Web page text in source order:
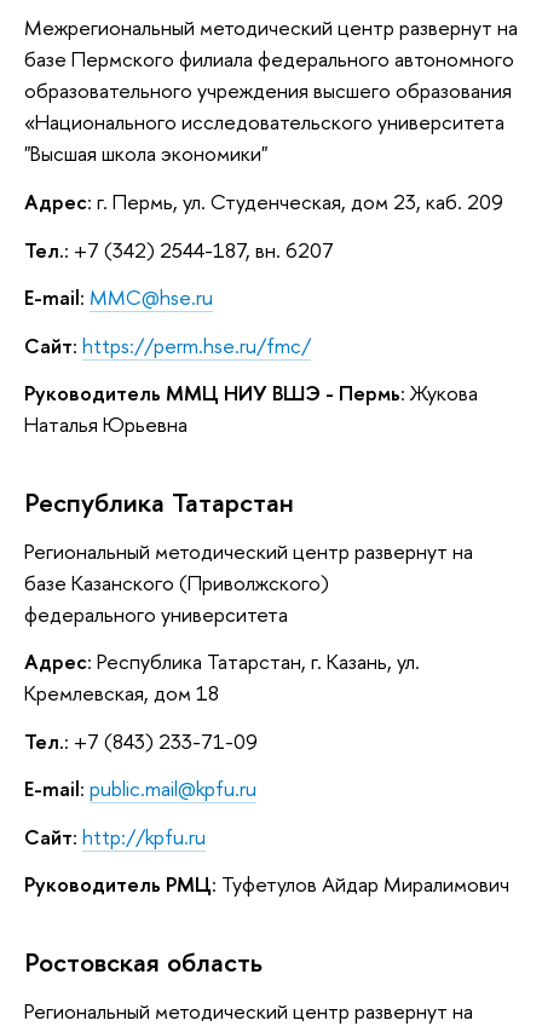
Межрегиональный методический центр развернут на
базе Пермского филиала федерального автономного
образовательного учреждения высшего образования
«Национального исследовательского университета
"Высшая школа экономики"
Адрес: г. Пермь, ул. Студенческая, дом 23, каб. 209
Тел.: +7 (342) 2544-187, вн. 6207
E-mail: MMC@hse.ru
Сайт: https://perm.hse.ru/fmc/
Руководитель ММЦ НИУ ВШЭ - Пермь: Жукова
Наталья Юрьевна
Республика Татарстан
Региональный методический центр развернут на
базе Казанского (Приволжского)
федерального университета
Адрес: Республика Татарстан, г. Казань, ул.
Кремлевская, дом 18
Тел.: +7 (843) 233-71-09
E-mail: public.mail@kpfu.ru
Сайт: http://kpfu.ru
Руководитель РМЦ: Туфетулов Айдар Миралимович
Ростовская область
Региональный методический центр развернут на